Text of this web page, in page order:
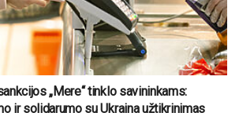
„Mere“ tinklo savininkams:
ir solidarumo su Ukraina užtikrinimas